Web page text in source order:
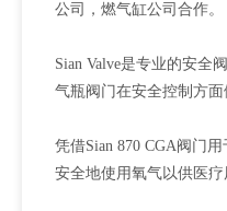
公司，燃气缸公司合作。
Sian Valve是专业的安全
气瓶阀门在安全控制方面
凭借Sian 870 CGA阀门
安全地使用氧气以供医疗